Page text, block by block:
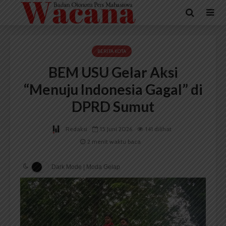
BERITA KOTA
BEM USU Gelar Aksi
“Menuju Indonesia Gagal” di
DPRD Sumut
Redaksi 15 Juni 2026
141 dilihat
2 menit waktu baca
Dark Mode | Moda Gelap